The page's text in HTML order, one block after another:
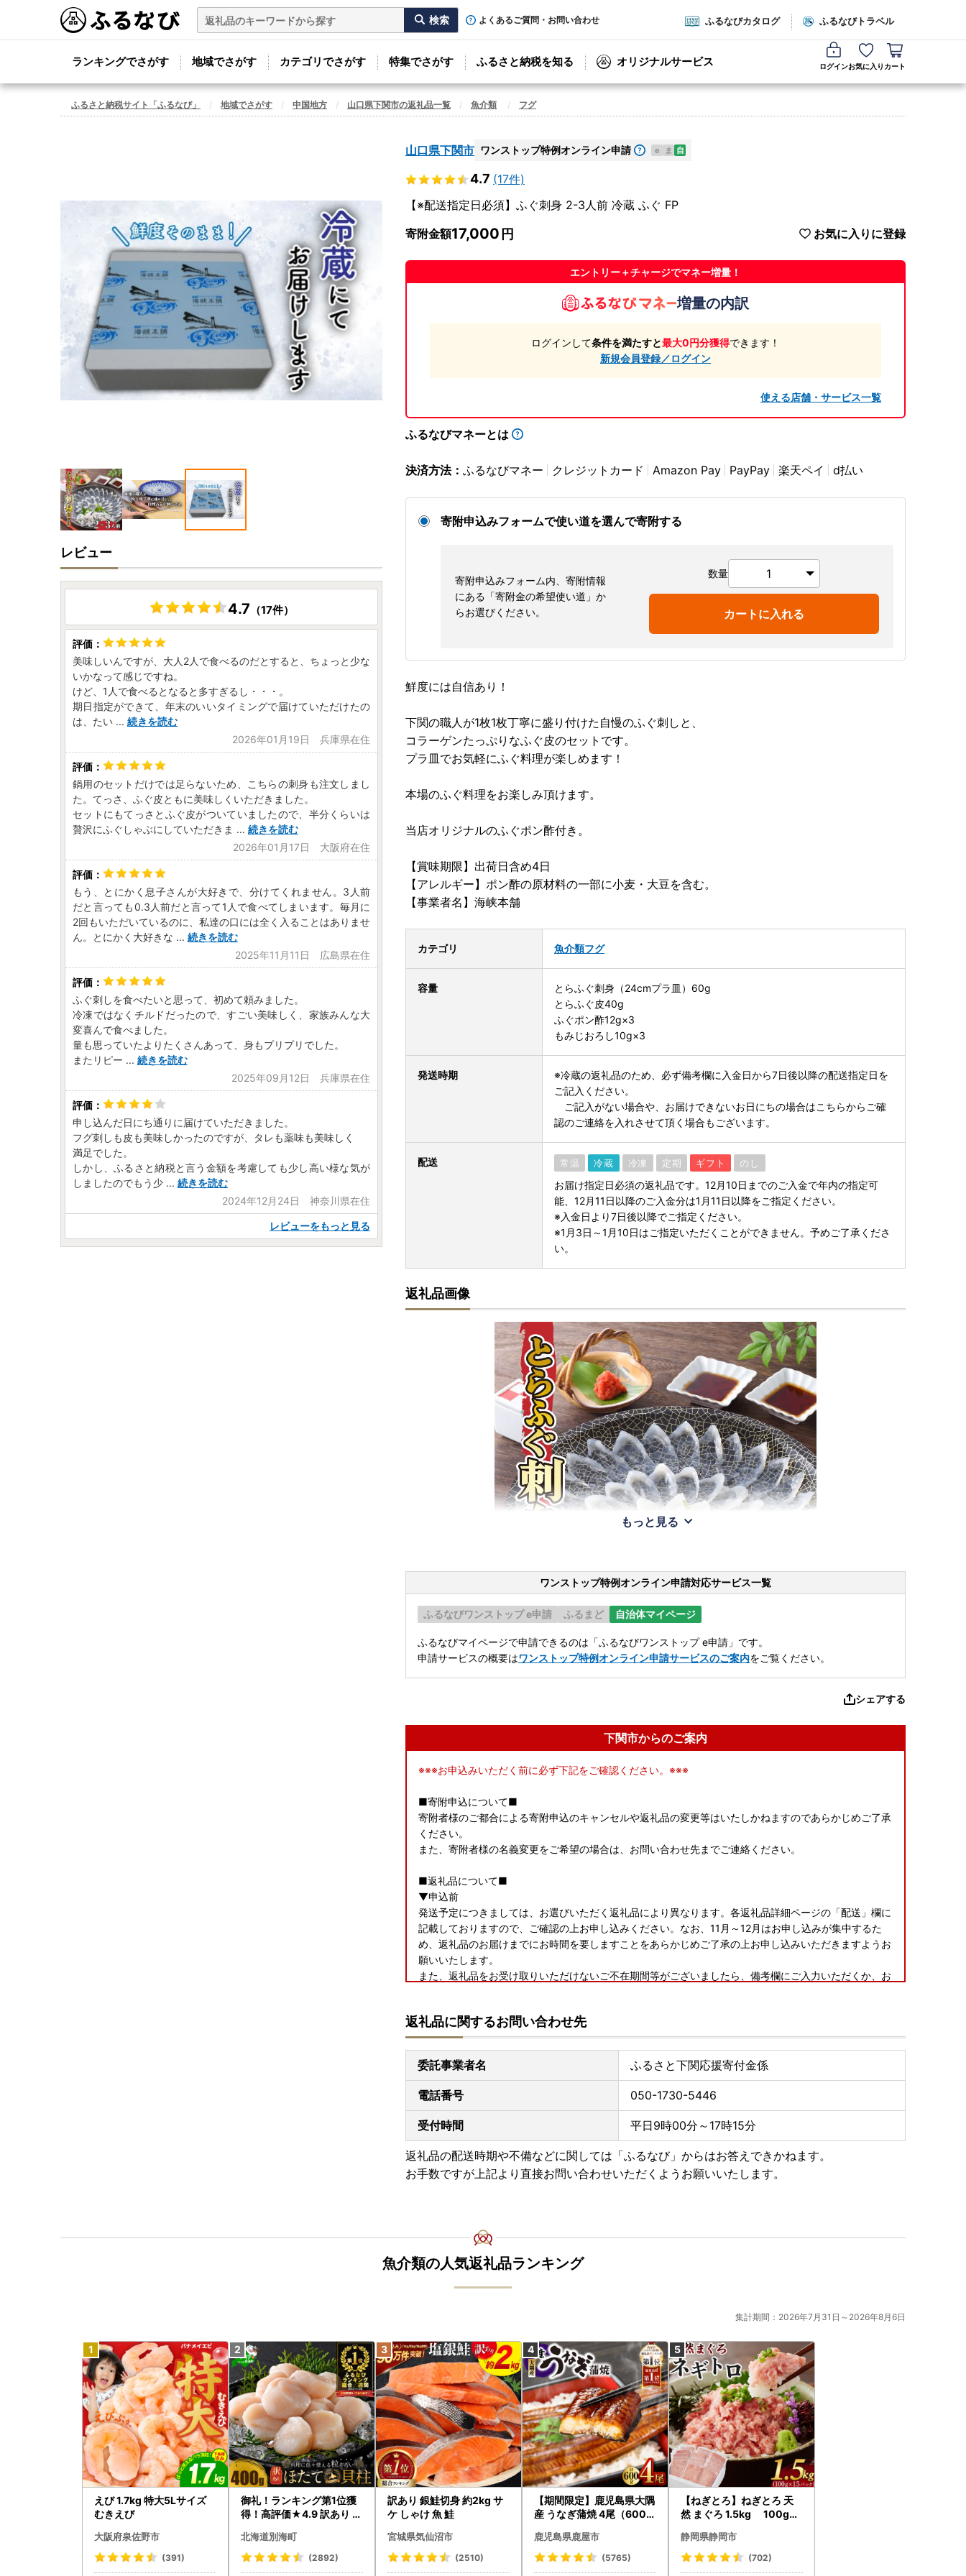
よくあるご質問・お問い合わせ ふるなびカタログ ふるなびトラベル
ランキングでさがす 地域でさがす カテゴリでさがす 特集でさがす ふるさと納税を知る オリジナルサービス ログインお気に入り カート
ふるさと納税サイト「ふるなび」 地域でさがす 中国地方 山口県下関市の返礼品一覧 魚介類 フグ
山口県下関市 ワンストップ特例オンライン申請 e ま 自
4.7 (17件)
【※配送指定日必須】ふぐ刺身 2-3人前 冷蔵 ふぐ FP
寄附金額17,000 お気に入りに登録
エントリー＋チャージでマネー増量！
増量の内訳
ログインして条件を満たすと最大0円分獲得できます！
新規会員登録／ログイン
使える店舗・サービス一覧
ふるなびマネーとは
決済方法： ふるなびマネー クレジットカード Amazon Pay PayPay 楽天ペイ d払い
寄附申込みフォームで使い道を選んで寄附する
寄附申込みフォーム内、寄附情報
にある「寄附金の希望使い道」か
らお選びください。
数量
カートに入れる
鮮度には自信あり！
下関の職人が1枚1枚丁寧に盛り付けた自慢のふぐ刺しと、
コラーゲンたっぷりなふぐ皮のセットです。
プラ皿でお気軽にふぐ料理が楽しめます！
本場のふぐ料理をお楽しみ頂けます。
当店オリジナルのふぐポン酢付き。
【賞味期限】出荷日含め4日
【アレルギー】ポン酢の原材料の一部に小麦・大豆を含む。
【事業者名】海峡本舗
カテゴリ 魚介類フグ
容量
とらふぐ刺身（24cmプラ皿）60g
とらふぐ皮40g
ふぐポン酢12g×3
もみじおろし10g×3
発送時期
※冷蔵の返礼品のため、必ず備考欄に入金日から7日後以降の配送指定日を
ご記入ください。
ご記入がない場合や、お届けできないお日にちの場合はこちらからご確
認のご連絡を入れさせて頂く場合もございます。
配送 常温 冷蔵 冷凍 定期 ギフト のし
お届け指定日必須の返礼品です。12月10日までのご入金で年内の指定可
能、12月11日以降のご入金分は1月11日以降をご指定ください。
※入金日より7日後以降でご指定ください。
※1月3日～1月10日はご指定いただくことができません。予めご了承くださ
い。
返礼品画像
もっと見る
ワンストップ特例オンライン申請対応サービス一覧
ふるなびワンストップ e申請 ふるまど 自治体マイページ
ふるなびマイページで申請できるのは「ふるなびワンストップ e申請」です。
申請サービスの概要はワンストップ特例オンライン申請サービスのご案内をご覧ください。
シェアする
下関市からのご案内
※※※お申込みいただく前に必ず下記をご確認ください。※※※
■寄附申込について■
寄附者様のご都合による寄附申込のキャンセルや返礼品の変更等はいたしかねますのであらかじめご了承
ください。
また、寄附者様の名義変更をご希望の場合は、お問い合わせ先までご連絡ください。
■返礼品について■
▼申込前
発送予定につきましては、お選びいただく返礼品により異なります。各返礼品詳細ページの「配送」欄に
記載しておりますので、ご確認の上お申し込みください。なお、11月～12月はお申し込みが集中するた
め、返礼品のお届けまでにお時間を要しますことをあらかじめご了承の上お申し込みいただきますようお
願いいたします。
また、返礼品をお受け取りいただけないご不在期間等がございましたら、備考欄にご入力いただくか、お
さい。
お届け時期の指定等のご要望につきましては、提供元事業者によっては対応いたしかねる可能性がござい
ますのであらかじめご了承ください。
返礼品のお受け取り後はすぐに中身や状態をご確認いただき、万が一不具合等がございましたら、大変お
手数ではございますがお問い合わせ先までご連絡いただきますようお願い申し上げます。なお、お受け取
りからお日にちが経過した後のご連絡につきましては対応いたしかねる場合がございますのであらかじめ
ご了承ください。
■返礼品と関係書類の発送について■
発送スケジュールは以下になります。
▼寄附金受領証明書
お礼の特産品とは別にお送りいたします。
※12月16日以降のお申込みに関しては、1月10日以降順次発送いたします。
▼ワンストップ特例申請書
ワンストップ特例申請書は、受領証明書と共にお送りいたします。
※住民票住所が返礼品の送付先と異なる場合は必ず備考欄に住民票住所をご記入ください。
※12月27日までご入金分までは年内に発送いたします。
※12月28日～12月31日ご入金分は年明けに発送いたします。1月10日のワンストップ特例制度の申請期限
に間に合わない可能性がございますので、『自治体マイページ』よりオンラインワンストップ申請をお勧
めいたします。
【ワンストップ特例申請書提出先】
〒750-8521
山口県下関市南部町1番1号
下関市役所企画政策部企画課 ふるさと納税担当
返礼品に関するお問い合わせ先
委託事業者名 ふるさと下関応援寄付金係
電話番号 050-1730-5446
受付時間 平日9時00分～17時15分
返礼品の配送時期や不備などに関しては「ふるなび」からはお答えできかねます。
お手数ですが上記より直接お問い合わせいただくようお願いいたします。
レビュー
4.7 （17件）
美味しいんですが、大人2人で食べるのだとすると、ちょっと少な
いかなって感じですね。
けど、1人で食べるとなると多すぎるし・・・。
期日指定ができて、年末のいいタイミングで届けていただけたの
は、たい ... 続きを読む
2026年01月19日 兵庫県在住
鍋用のセットだけでは足らないため、こちらの刺身も注文しまし
た。てっさ、ふぐ皮ともに美味しくいただきました。
セットにもてっさとふぐ皮がついていましたので、半分くらいは
贅沢にふぐしゃぶにしていただきま ... 続きを読む
2026年01月17日 大阪府在住
もう、とにかく息子さんが大好きで、分けてくれません。3人前
だと言っても0.3人前だと言って1人で食べてしまいます。毎月に
2回もいただいているのに、私達の口には全く入ることはありませ
ん。とにかく大好きな ... 続きを読む
2025年11月11日 広島県在住
ふぐ刺しを食べたいと思って、初めて頼みました。
冷凍ではなくチルドだったので、すごい美味しく、家族みんな大
変喜んで食べました。
量も思っていたよりたくさんあって、身もプリプリでした。
またリピー ... 続きを読む
2025年09月12日 兵庫県在住
申し込んだ日にち通りに届けていただきました。
フグ刺しも皮も美味しかったのですが、タレも薬味も美味しく
満足でした。
しかし、ふるさと納税と言う金額を考慮しても少し高い様な気が
しましたのでもう少 ... 続きを読む
2024年12月24日 神奈川県在住
レビューをもっと見る
魚介類の人気返礼品ランキング
集計期間：2026年7月31日～2026年8月6日
えび 1.7kg 特大5Lサイズ
むきえび
大阪府泉佐野市
(391)
御礼！ランキング第1位獲
得！高評価★4.9 訳あり ホ
貝柱 冷凍 ）
北海道別海町
(2892)
訳あり 銀鮭切身 約2kg サ
ケ しゃけ 魚 鮭
宮城県気仙沼市
(2510)
【期間限定】鹿児島県大隅
産 うなぎ蒲焼 4尾（600g
うなぎ 鰻 魚 惣菜 総菜
鹿児島県鹿屋市
(5765)
【ねぎとろ】ねぎとろ 天
然 まぐろ 1.5kg 100g×1
静岡県静岡市
(702)